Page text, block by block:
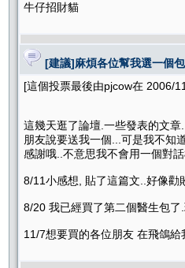
牛仔招財貓
[建議]麻煩各位幫我選一個
[這個投票最後由pjcow在 2006/
這幾天逛了論壇.一些發表的文章
朋友說要送我一個...可是我不知
感謝哦..不意思我不會用一個對
8/11小感想, 貼了這篇文..好像勸
8/20 我已經買了第二個醫生包
11/7想要買的各位朋友 在飛鴿給